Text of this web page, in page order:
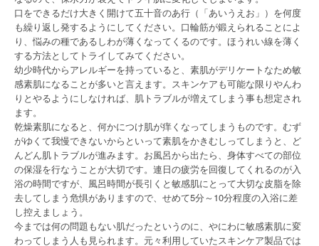
口をできるだけ大きく開けて五十音のあ行（「あいうえお」）を何度
も繰り返し発するようにしてください。口輪筋が鍛えられることによ
り、悩みの種であるしわが薄くなってくるのです。ほうれい線を薄く
する方法としてトライしてみてください。
幼少時代からアレルギーを持っていると、素肌がデリケートなため敏
感素肌になることが多いと言えます。スキンケアも可能な限りやんわ
りとやるようにしなければ、肌トラブルが増えてしまう事も想定され
ます。
乾燥素肌になると、何かにつけ肌が痒くなってしまうものです。むず
がゆくて我慢できないからといって素肌をかきむしってしまうと、ど
んどん肌トラブルが進みます。お風呂から出たら、身体すべての部位
の保湿を行なうことが大切です。連日の疲労を回復してくれるのが入
浴の時間ですが、風呂時間が長引くと敏感肌にとって大切な皮脂を除
去してしまう危惧がありますので、せめて5分～10分程度の入浴に差
し控えましょう。
今までは何の問題もない肌だったというのに、やにわに敏感素肌に変
わってしまう人も見られます。元々利用していたスキンケア製品では